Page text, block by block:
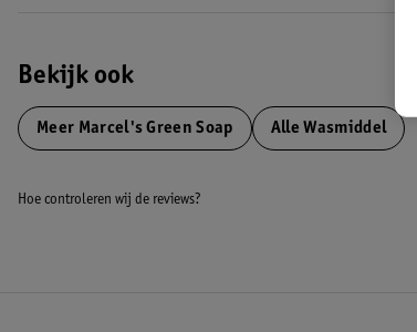
Bekijk ook
Meer Marcel's Green Soap Alle Wasmiddel
Hoe controleren wij de reviews?